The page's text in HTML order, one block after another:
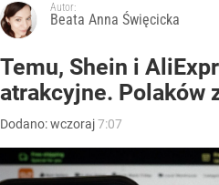
Autor:
Beata Anna Święcicka
Temu, Shein i
atrakcyjne. Polaków
Dodano:wczoraj7:07